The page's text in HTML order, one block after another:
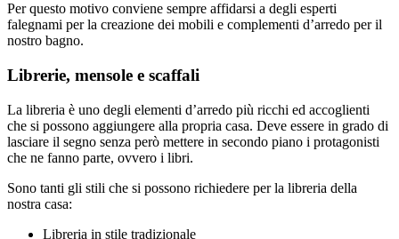
Per questo motivo conviene sempre affidarsi a degli esperti
falegnami per la creazione dei mobili e complementi d’arredo per il
nostro bagno.
Librerie, mensole e scaffali
La libreria è uno degli elementi d’arredo più ricchi ed accoglienti
che si possono aggiungere alla propria casa. Deve essere in grado di
lasciare il segno senza però mettere in secondo piano i protagonisti
che ne fanno parte, ovvero i libri.
Sono tanti gli stili che si possono richiedere per la libreria della
nostra casa:
Libreria in stile tradizionale